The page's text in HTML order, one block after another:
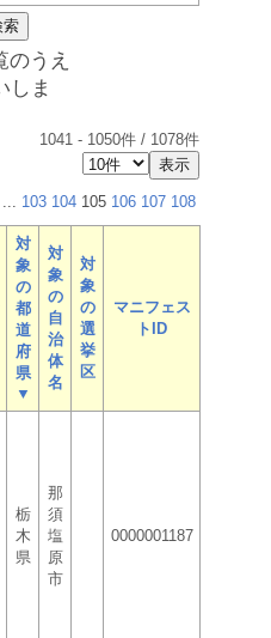
のうえ
しま
1041 - 1050件 / 1078件
... 103 104 105 106 107 108
対
象
の
都
道
府
県
▼
対
象
の
自
治
体
名
対
象
の
選
挙
区
マニフェス
トID
栃
木
県
那
須
塩
原
市
0000001187